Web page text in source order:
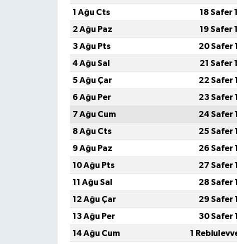
1 Ağu Cts
18 Safer
2 Ağu Paz
19 Safer
3 Ağu Pts
20 Safer
4 Ağu Sal
21 Safer
5 Ağu Çar
22 Safer
6 Ağu Per
23 Safer
7 Ağu Cum
24 Safer
8 Ağu Cts
25 Safer
9 Ağu Paz
26 Safer
10 Ağu Pts
27 Safer
11 Ağu Sal
28 Safer
12 Ağu Çar
29 Safer
13 Ağu Per
30 Safer
14 Ağu Cum
1